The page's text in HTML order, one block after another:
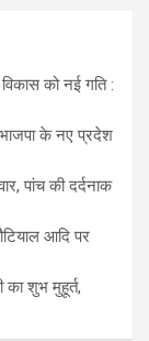
को नई गति :
के नए प्रदेश
पांच की दर्दनाक
आदि पर
का शुभ मुहूर्त,